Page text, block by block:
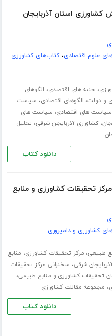
کشاورزی استان آذربایجان
علوم اقتصادی،کتاب‌های کشاورزی
، جنبه های اقتصادی، الگوهای
و دولت، الگوهای اقتصادی، سیاست
سیاست های اقتصادی، سیاست های
،کشاورزی آذربایجان شرقی، تحلیل
دانلود کتاب
تحقیقات کشاورزی و منابع
کشاورزی و دامپروری
طبیعی، مرکز تحقیقات کشاورزی، منابع
شرقی، سخنرانی مرکز تحقیقات
تحقیقات کشاورزی و منابع طبیعی،
، مجموعه مقالات کشاورزی
دانلود کتاب